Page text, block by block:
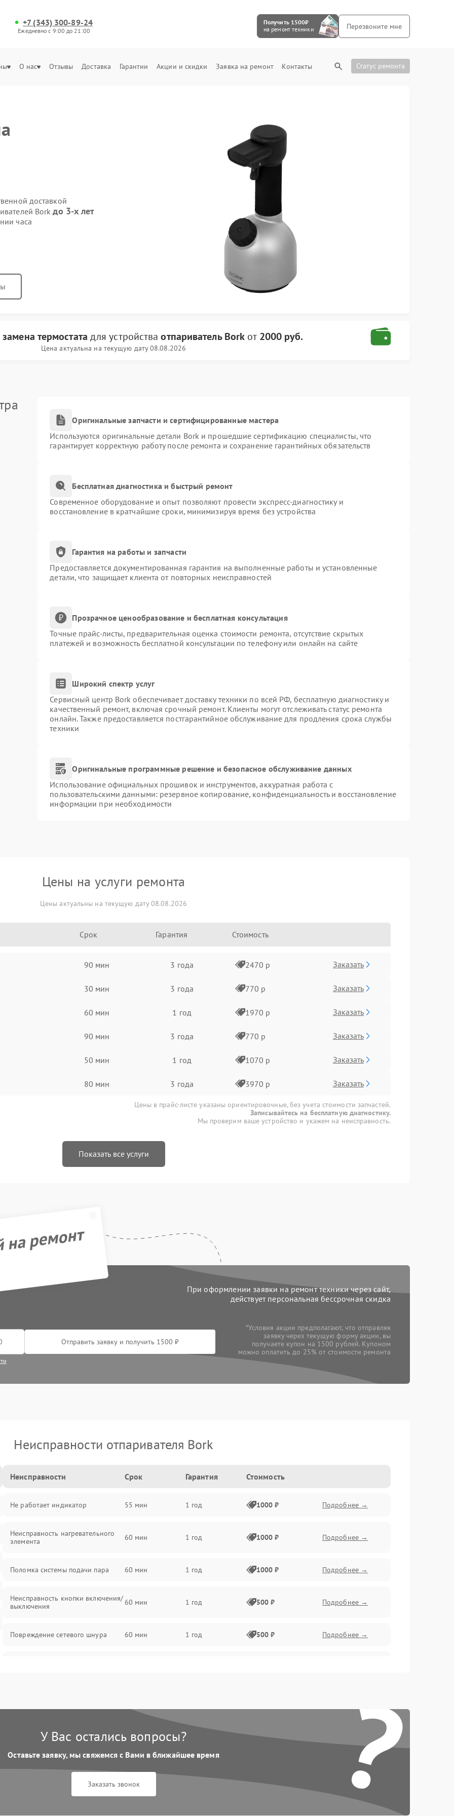
+7 (343) 300-89-24
Ежедневно с 9:00 до 21:00
Получить 1500₽
на ремонт техники
Перезвоните мне
О нас Отзывы Доставка Гарантии Акции и скидки Заявка на ремонт Контакты Статус ремонта
доставкой
Borkдо 3-х лет
часа
замена термостата для устройстваотпариватель Bork от 2000 руб.
Цена актуальна на текущую дату 08.08.2026
Оригинальные запчасти и сертифицированные мастера
Используются оригинальные детали Bork и прошедшие сертификацию специалисты, что
гарантирует корректную работу после ремонта и сохранение гарантийных обязательств
Бесплатная диагностика и быстрый ремонт
Современное оборудование и опыт позволяют провести экспресс-диагностику и
восстановление в кратчайшие сроки, минимизируя время без устройства
Гарантия на работы и запчасти
Предоставляется документированная гарантия на выполненные работы и установленные
детали, что защищает клиента от повторных неисправностей
Прозрачное ценообразование и бесплатная консультация
Точные прайс-листы, предварительная оценка стоимости ремонта, отсутствие скрытых
платежей и возможность бесплатной консультации по телефону или онлайн на сайте
Широкий спектр услуг
Сервисный центр Bork обеспечивает доставку техники по всей РФ, бесплатную диагностику и
качественный ремонт, включая срочный ремонт. Клиенты могут отслеживать статус ремонта
онлайн. Также предоставляется постгарантийное обслуживание для продления срока службы
техники
Оригинальные программные решение и безопасное обслуживание данных
Использование официальных прошивок и инструментов, аккуратная работа с
пользовательскими данными: резервное копирование, конфиденциальность и восстановление
информации при необходимости
Цены на услуги ремонта
Цены актуальны на текущую дату 08.08.2026
Срок Гарантия Стоимость
90 мин 3 года 2470 р Заказать
30 мин 3 года 770 р Заказать
60 мин 1 год 1970 р Заказать
90 мин 3 года 770 р Заказать
50 мин 1 год 1070 р Заказать
80 мин 3 года 3970 р Заказать
Цены в прайс-листе указаны ориентировочные, без учета стоимости запчастей.
Записывайтесь на бесплатную диагностику.
Мы проверим ваше устройство и укажем на неисправность.
Показать все услуги
ремонт
При оформлении заявки на ремонт техники через сайт,
действует персональная бессрочная скидка
Отправить заявку и получить 1500 ₽
*Условия акции предполагают, что отправляя
заявку через текущую форму акции, вы
получаете купон на 1500 рублей. Купоном
можно оплатить до 25% от стоимости ремонта
Неисправности отпаривателя Bork
Неисправности Срок Гарантия Стоимость
Не работает индикатор 55 мин 1 год 1000 ₽ Подробнее →
Неисправность нагревательного
элемента
60 мин 1 год 1000 ₽ Подробнее →
Поломка системы подачи пара 60 мин 1 год 1000 ₽ Подробнее →
Неисправность кнопки включения/
выключения
60 мин 1 год 500 ₽ Подробнее →
Повреждение сетевого шнура 60 мин 1 год 500 ₽ Подробнее →
отключения
Неисправность индикаторов 60 мин 1 год 500 ₽
короткого замыкания
Подробнее →
Подробнее →
?
У Вас остались вопросы?
Оставьте заявку, мы свяжемся с Вами в ближайшее время
Заказать звонок